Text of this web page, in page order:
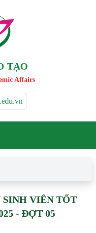
TẠO
Affairs
SINH VIÊN TỐT
- ĐỢT 05